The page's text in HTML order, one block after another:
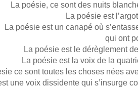
La poésie, ce sont des nuits
La poésie est
La poésie est un canapé où
qui ont
La poésie est le dérèglement
La poésie est la voix de la
ce sont toutes les choses nées
une voix dissidente qui s’insurge